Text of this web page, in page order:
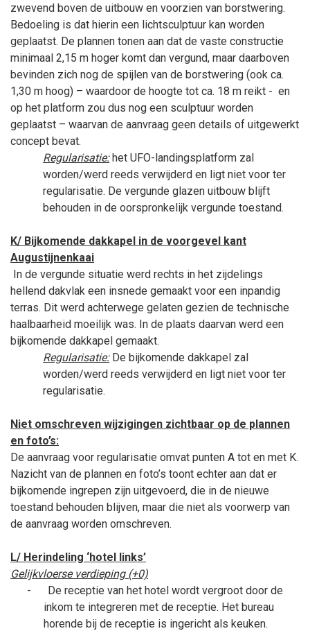
zwevend boven de uitbouw en voorzien van borstwering.
Bedoeling is dat hierin een lichtsculptuur kan worden
geplaatst. De plannen tonen aan dat de vaste constructie
minimaal 2,15 m hoger komt dan vergund, maar daarboven
bevinden zich nog de spijlen van de borstwering (ook ca.
1,30 m hoog) – waardoor de hoogte tot ca. 18 m reikt - en
op het platform zou dus nog een sculptuur worden
geplaatst – waarvan de aanvraag geen details of uitgewerkt
concept bevat.
Regularisatie:het UFO-landingsplatform zal
worden/werd reeds verwijderd en ligt niet voor ter
regularisatie. De vergunde glazen uitbouw blijft
behouden in de oorspronkelijk vergunde toestand.
K/ Bijkomende dakkapel in de voorgevel kant
Augustijnenkaai
In de vergunde situatie werd rechts in het zijdelings
hellend dakvlak een insnede gemaakt voor een inpandig
terras. Dit werd achterwege gelaten gezien de technische
haalbaarheid moeilijk was. In de plaats daarvan werd een
bijkomende dakkapel gemaakt.
Regularisatie:De bijkomende dakkapel zal
worden/werd reeds verwijderd en ligt niet voor ter
regularisatie.
Niet omschreven wijzigingen zichtbaar op de plannen
en foto’s:
De aanvraag voor regularisatie omvat punten A tot en met K.
Nazicht van de plannen en foto’s toont echter aan dat er
bijkomende ingrepen zijn uitgevoerd, die in de nieuwe
toestand behouden blijven, maar die niet als voorwerp van
de aanvraag worden omschreven.
L/ Herindeling ‘hotel links’
Gelijkvloerse verdieping (+0)
-
De receptie van het hotel wordt vergroot door de
inkom te integreren met de receptie. Het bureau
horende bij de receptie is ingericht als keuken.